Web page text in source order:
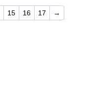
15 16 17 →